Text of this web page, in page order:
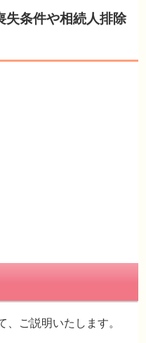
失条件や相続人排除
、ご説明いたします。